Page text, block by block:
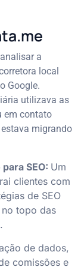
a
local
Google.
utilizava as
em contato
migrando
SEO​: Um
clientes com
de SEO
topo das
de dados,
comissões e